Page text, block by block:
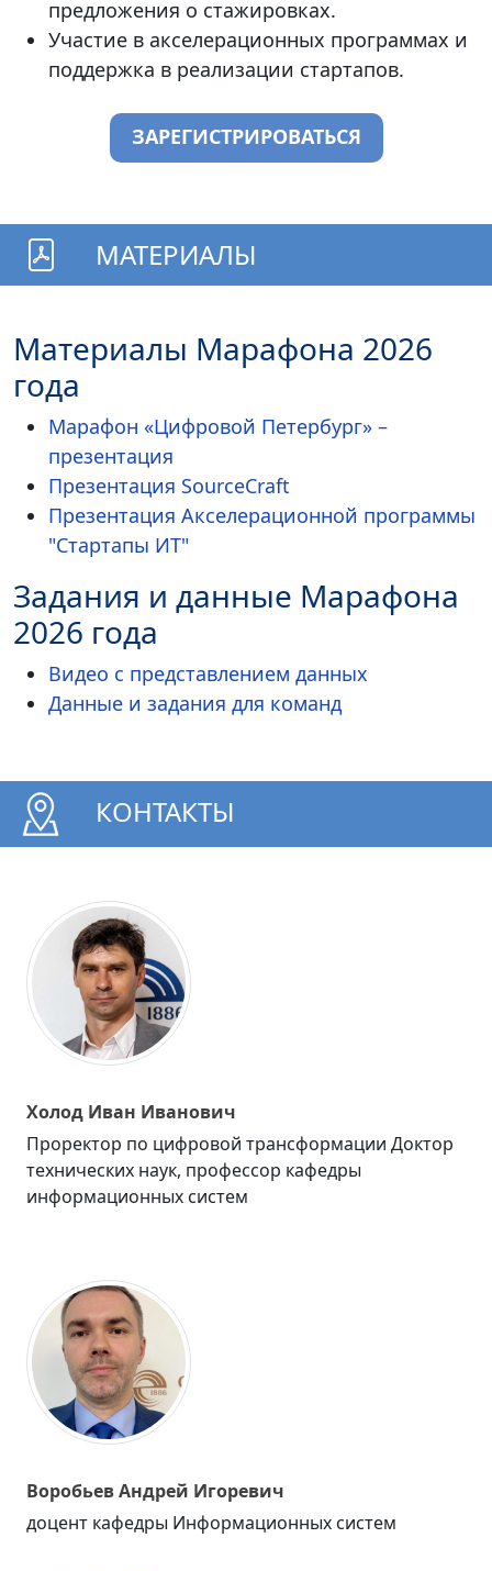
предложения о стажировках.
Участие в акселерационных программах и
поддержка в реализации стартапов.
ЗАРЕГИСТРИРОВАТЬСЯ
МАТЕРИАЛЫ
Материалы Марафона 2026
года
Марафон «Цифровой Петербург» –
презентация
Презентация SourceCraft
Презентация Акселерационной программы
"Стартапы ИТ"
Задания и данные Марафона
2026 года
Видео с представлением данных
Данные и задания для команд
КОНТАКТЫ
Холод Иван Иванович
Проректор по цифровой трансформации Доктор
технических наук, профессор кафедры
информационных систем
Воробьев Андрей Игоревич
доцент кафедры Информационных систем